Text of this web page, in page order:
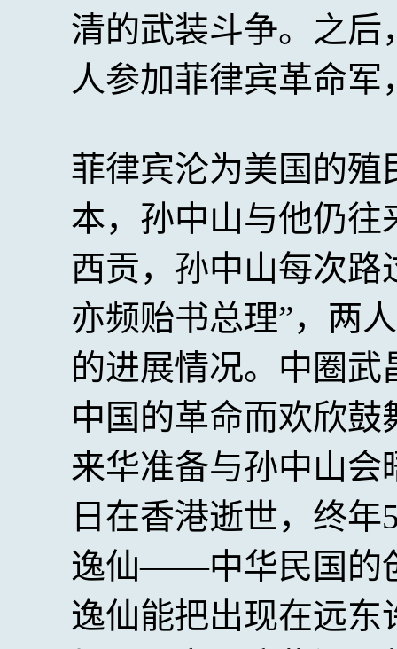
清的武装斗争。之
人参加菲律宾革命
菲律宾沦为美国的
本，孙中山与他仍
西贡，孙中山每次路
亦频贻书总理”，两
的进展情况。中圈
中国的革命而欢欣鼓
来华准备与孙中山会
日在香港逝世，终
逸仙——中华民国的
逸仙能把出现在远